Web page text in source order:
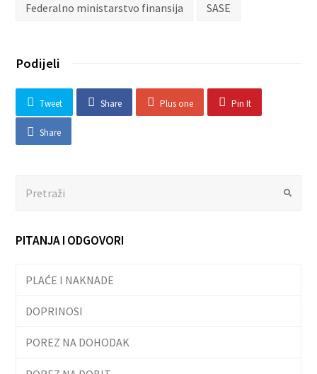
Federalno ministarstvo finansija SASE
Podijeli
Tweet Share Plus one Pin It
Share
Submit
PITANJA I ODGOVORI
PLAĆE I NAKNADE
DOPRINOSI
POREZ NA DOHODAK